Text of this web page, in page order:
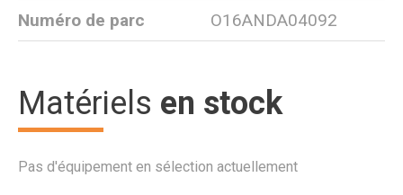
Numéro de parc
O16ANDA04092
Matériels en stock
Pas d'équipement en sélection actuellement